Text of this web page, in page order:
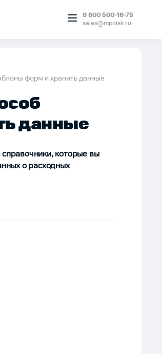
8 800 500-16-75
sales@mpoisk.ru
форм и хранить данные
данные
которые вы
о расходных